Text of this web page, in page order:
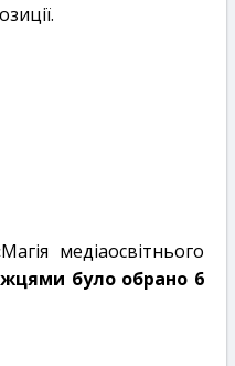
медіаосвітнього
було обрано 6